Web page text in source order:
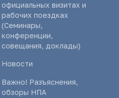
официальных визитах и
рабочих поездках
(Семинары,
конференции,
совещания, доклады)
Новости
Важно! Разъяснения,
обзоры НПА